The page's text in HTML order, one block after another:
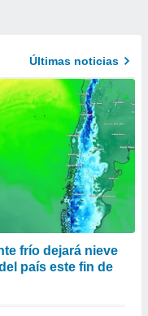
Últimas noticias
frío dejará nieve
país este fin de